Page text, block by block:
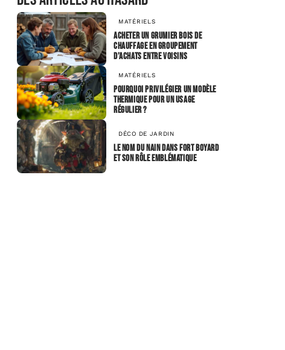
MATÉRIELS
Acheter un grumier bois de
chauffage en groupement
d’achats entre voisins
MATÉRIELS
Pourquoi privilégier un modèle
thermique pour un usage
régulier ?
DÉCO DE JARDIN
Le nom du nain dans Fort Boyard
et son rôle emblématique